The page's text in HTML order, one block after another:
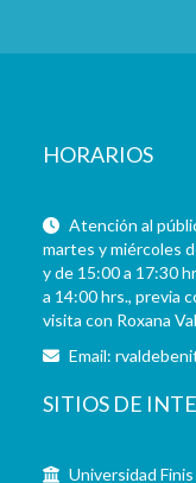
HORARIOS
Atención al
martes y miércoles
y de 15:00 a 17:30
a 14:00 hrs., previa
visita con Roxana
Email:
SITIOS DE
Universidad